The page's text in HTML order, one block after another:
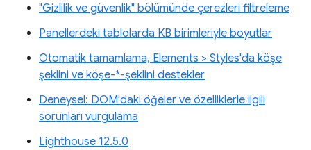
"Gizlilik ve güvenlik" bölümünde çerezleri filtreleme
Panellerdeki tablolarda KB birimleriyle boyutlar
Otomatik tamamlama, Elements > Styles'da köşe
şeklini ve köşe-*-şeklini destekler
Deneysel: DOM'daki öğeler ve özelliklerle ilgili
sorunları vurgulama
Lighthouse 12.5.0